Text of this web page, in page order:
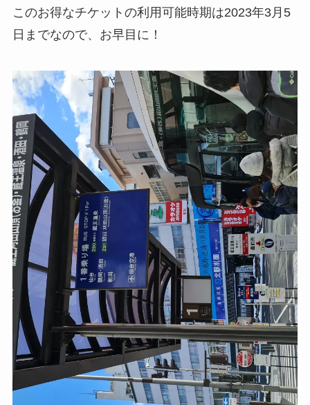
このお得なチケットの利用可能時期は2023年3月5
日までなので、お早目に！